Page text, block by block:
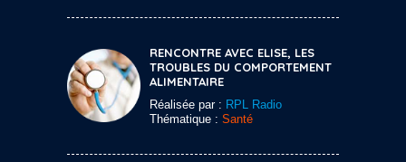
RENCONTRE AVEC ELISE, LES
TROUBLES DU COMPORTEMENT
ALIMENTAIRE
Réalisée par : RPL Radio
Thématique : Santé